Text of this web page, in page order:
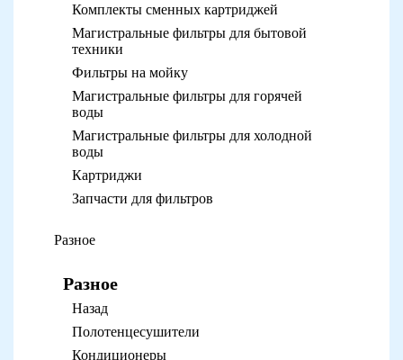
Комплекты сменных картриджей
Магистральные фильтры для бытовой
техники
Фильтры на мойку
Магистральные фильтры для горячей
воды
Магистральные фильтры для холодной
воды
Картриджи
Запчасти для фильтров
Разное
Разное
Назад
Полотенцесушители
Кондиционеры